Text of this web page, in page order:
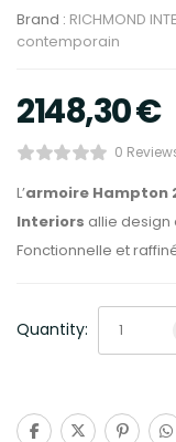
Brand : RICHMOND
contemporain
2148,30€
0
L’armoire Hampton
Interiors allie
Fonctionnelle et
Quantity: